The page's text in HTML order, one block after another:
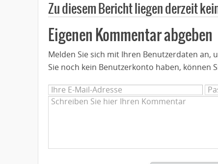
Zu diesem Bericht liegen derzeit
Eigenen Kommentar abgeben
Melden Sie sich mit Ihren Benutzerdaten an,
Sie noch kein Benutzerkonto haben, können